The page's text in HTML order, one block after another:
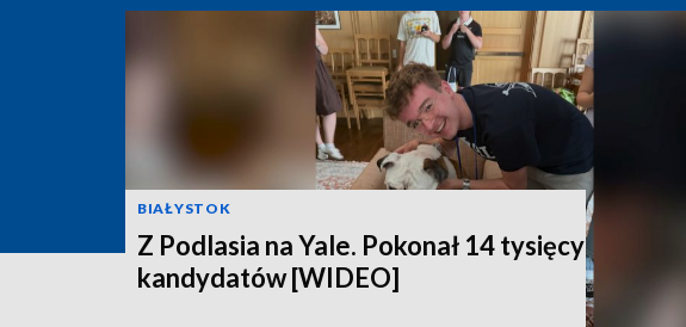
BIAŁYSTOK
Z Podlasia na Yale. Pokonał 14 tysięcy
kandydatów [WIDEO]